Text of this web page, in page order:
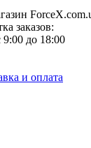
заказов:
до 18:00
и оплата